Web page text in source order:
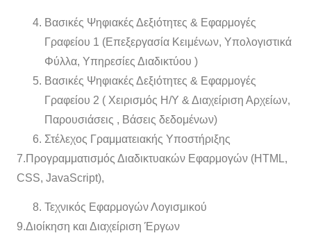
Βασικές Ψηφιακές Δεξιότητες & Εφαρμογές
Γραφείου 1 (Επεξεργασία Κειμένων, Υπολογιστικά
Φύλλα, Υπηρεσίες Διαδικτύου )
Βασικές Ψηφιακές Δεξιότητες & Εφαρμογές
Γραφείου 2 ( Χειρισμός Η/Υ & Διαχείριση Αρχείων,
Παρουσιάσεις , Βάσεις δεδομένων)
Στέλεχος Γραμματειακής Υποστήριξης
7.Προγραμματισμός Διαδικτυακών Εφαρμογών (HTML,
CSS, JavaScript),
Τεχνικός Εφαρμογών Λογισμικού
9.Διοίκηση και Διαχείριση Έργων